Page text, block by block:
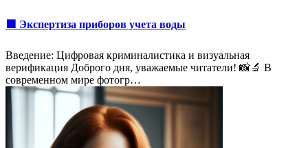
🟩 Экспертиза приборов учета воды
Введение: Цифровая криминалистика и визуальная
верификация Доброго дня, уважаемые читатели! 📸🔬 В
современном мире фотогр…